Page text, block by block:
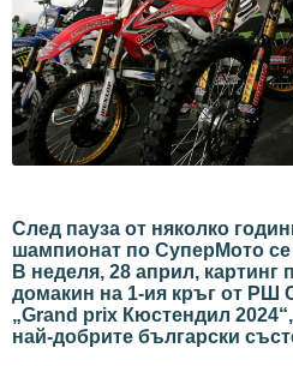
След пауза от няколко
шампионат по СуперМото
В неделя, 28 април, картинг
домакин на 1-ия кръг от РШ
„Grand prix Кюстендил
най-добрите български